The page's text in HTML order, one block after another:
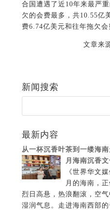
合国遭遇了近10年来最严
欠的会费最多，共10.55亿
费6.74亿美元和往年拖欠会
文章来
新闻搜索
最新内容
从一杯沉香叶茶到一缕海
月海南沉香
《世界华文
月的海南，
烈日高悬，热浪翻滚，空
湿润气息。走进海南西部